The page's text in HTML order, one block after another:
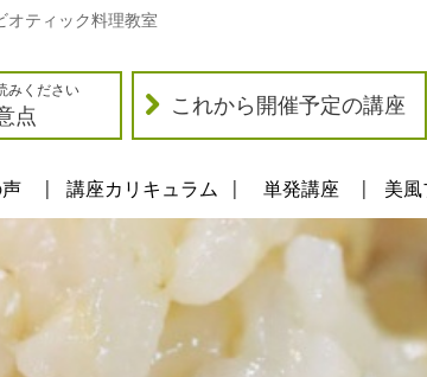
オティック料理教室
みください
点 これから開催予定の講座
講座カリキュラム 単発講座 美風